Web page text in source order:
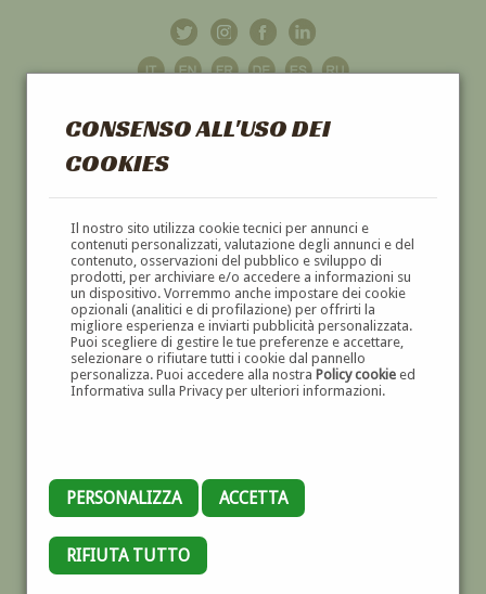
CONSENSO ALL'USO DEI
COOKIES
Il nostro sito utilizza cookie tecnici per annunci e
contenuti personalizzati, valutazione degli annunci e del
contenuto, osservazioni del pubblico e sviluppo di
prodotti, per archiviare e/o accedere a informazioni su
un dispositivo. Vorremmo anche impostare dei cookie
opzionali (analitici e di profilazione) per offrirti la
migliore esperienza e inviarti pubblicità personalizzata.
Puoi scegliere di gestire le tue preferenze e accettare,
selezionare o rifiutare tutti i cookie dal pannello
personalizza. Puoi accedere alla nostra Policy cookieed
Informativa sulla Privacy per ulteriori informazioni.
PERSONALIZZA ACCETTA
RIFIUTA TUTTO
GALLERIAD'ARTE
DIPINTI E SCULTURE '800 E '900